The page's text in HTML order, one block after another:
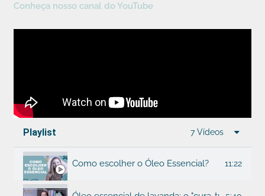
Conheça nosso canal do YouTube
Playlist 7 Vídeos
Como escolher o Óleo Essencial? 11:22